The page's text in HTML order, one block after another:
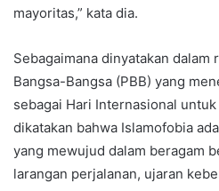
mayoritas,” kata dia.
Sebagaimana dinyatakan
Bangsa-Bangsa (PBB) yang
sebagai Hari Internasional
dikatakan bahwa Islamofobia
yang mewujud dalam beragam
larangan perjalanan, ujaran